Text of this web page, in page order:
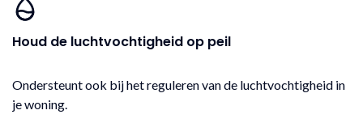
Houd de luchtvochtigheid op peil
Ondersteunt ook bij het reguleren van de luchtvochtigheid in
je woning.